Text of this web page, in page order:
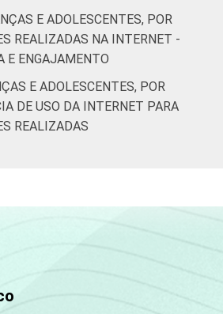
Mais de 2
SM até 3 SM
62
Mais de 3
SM
64
E ADOLESCENTES, POR
REALIZADAS NA INTERNET -
E ENGAJAMENTO
E ADOLESCENTES, POR
DE USO DA INTERNET PARA
REALIZADAS